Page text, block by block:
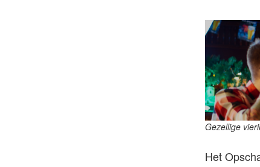
Gezellige
Het